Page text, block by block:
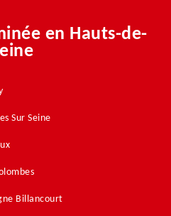
en Hauts-de-
Sur Seine
Billancourt